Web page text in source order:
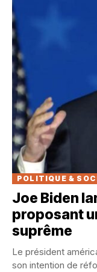
POLITIQUE &
Joe Biden
proposant
suprême
Le président
son intention de